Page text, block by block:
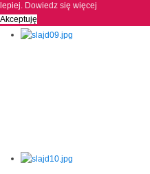
lepiej. Dowiedz się więcej
Akceptuję